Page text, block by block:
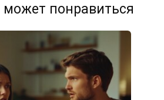
понравиться